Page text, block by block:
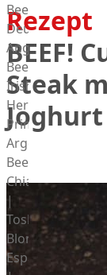
Beef
Deutsches
Angus
Beef
Irish
Hereford
Prime
Argentina
Beef
Chianina
|
Toskana
Blonda
Espanola
Rezept
BEEF!
Steak
Joghurt